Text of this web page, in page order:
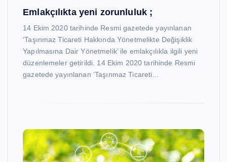
Emlakçılıkta yeni zorunluluk ;
14 Ekim 2020 tarihinde Resmi gazetede yayınlanan
‘Taşınmaz Ticareti Hakkında Yönetmelikte Değişiklik
Yapılmasına Dair Yönetmelik’ ile emlakçılıkla ilgili yeni
düzenlemeler getirildi. 14 Ekim 2020 tarihinde Resmi
gazetede yayınlanan ‘Taşınmaz Ticareti…